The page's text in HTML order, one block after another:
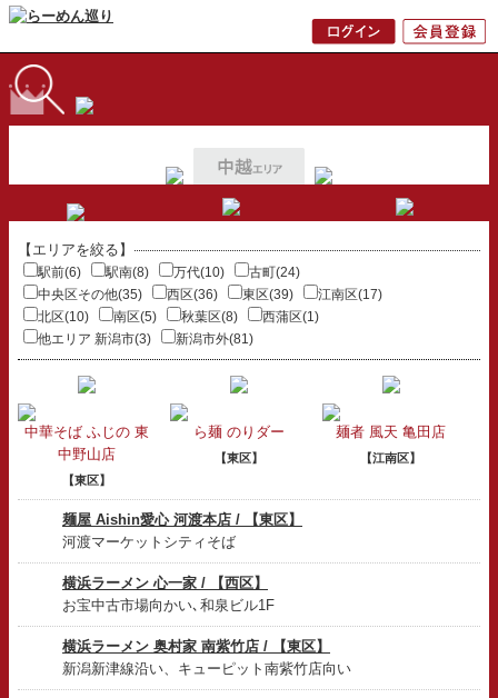
【エリアを絞る】
駅前(6) 駅南(8) 万代(10)
古町(24)
中央区その他(35)
西区(36) 東区(39)
江南区(17)
北区(10)
南区(5) 秋葉区(8)
西蒲区(1)
他エリア 新潟市(3)
新潟市外(81)
中華そば ふじの 東
中野山店
【東区】
ら麺 のりダー
【東区】
麺者 風天 亀田店
【江南区】
麺屋 Aishin愛心 河渡本店 / 【東区】
河渡マーケットシティそば
横浜ラーメン 心一家 / 【西区】
お宝中古市場向かい､和泉ビル1F
横浜ラーメン 奥村家 南紫竹店 / 【東区】
新潟新津線沿い、キューピット南紫竹店向い